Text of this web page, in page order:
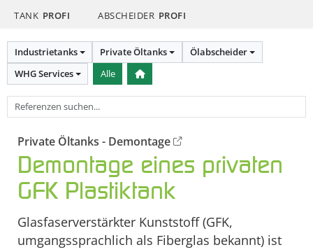
TANK PROFI ABSCHEIDER PROFI
Industrietanks Private Öltanks
Ölabscheider
WHG Services
Alle
Private Öltanks - Demontage
Demontage eines privaten
GFK Plastiktank
Glasfaserverstärkter Kunststoff (GFK,
umgangssprachlich als Fiberglas bekannt) ist